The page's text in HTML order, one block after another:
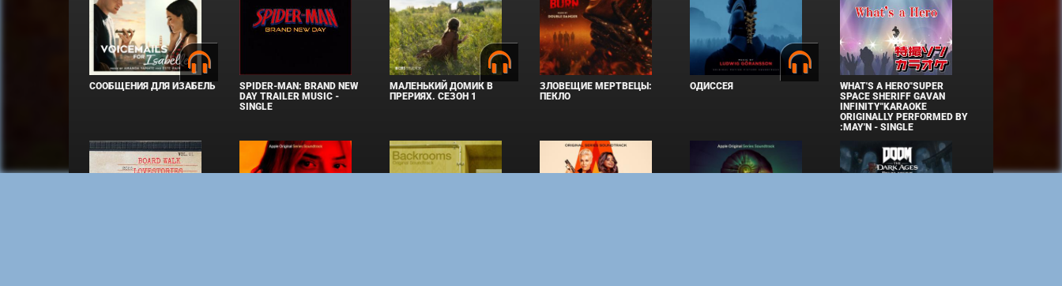
СООБЩЕНИЯ ДЛЯ ИЗАБЕЛЬ
SPIDER-MAN: BRAND NEW
DAY TRAILER MUSIC -
SINGLE
МАЛЕНЬКИЙ ДОМИК В
ПРЕРИЯХ. СЕЗОН 1
ЗЛОВЕЩИЕ МЕРТВЕЦЫ:
ПЕКЛО
ОДИССЕЯ
WHAT'S A HERO"SUPER
SPACE SHERIFF GAVAN
INFINITY"KARAOKE
ORIGINALLY PERFORMED BY
:MAY'N - SINGLE